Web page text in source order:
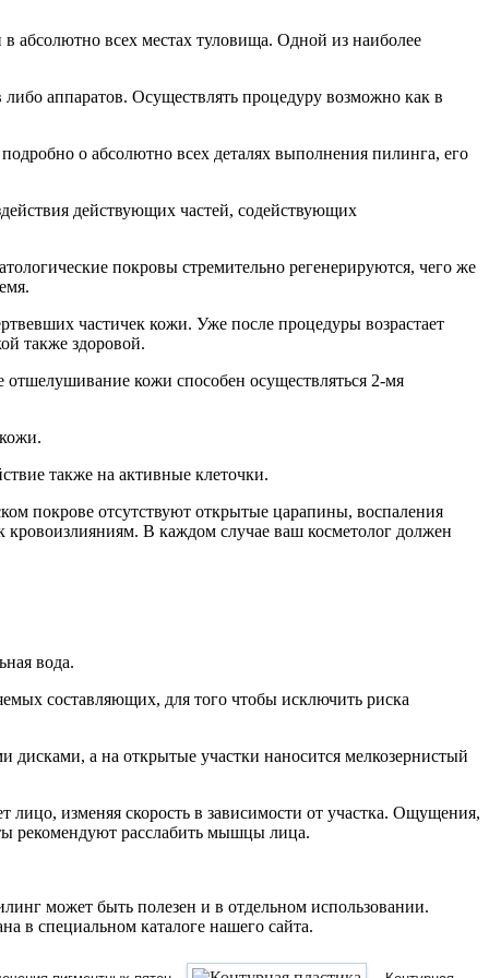
абсолютно всех местах туловища. Одной из наиболее
аппаратов. Осуществлять процедуру возможно как в
о абсолютно всех деталях выполнения пилинга, его
действующих частей, содействующих
покровы стремительно регенерируются, чего же
частичек кожи. Уже после процедуры возрастает
также здоровой.
кожи способен осуществляться 2-мя
также на активные клеточки.
покрове отсутствуют открытые царапины, воспаления
кровоизлияниям. В каждом случае ваш косметолог должен
вода.
составляющих, для того чтобы исключить риска
дисками, а на открытые участки наносится мелкозернистый
изменяя скорость в зависимости от участка. Ощущения,
рекомендуют расслабить мышцы лица.
может быть полезен и в отдельном использовании.
в специальном каталоге нашего сайта.